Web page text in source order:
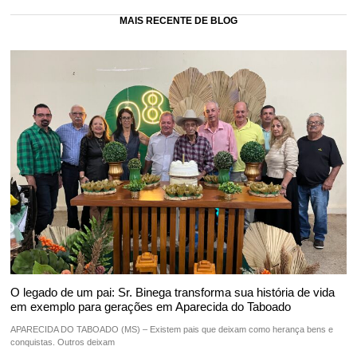
MAIS RECENTE DE BLOG
O legado de um pai: Sr. Binega transforma sua história de vida
em exemplo para gerações em Aparecida do Taboado
APARECIDA DO TABOADO (MS) – Existem pais que deixam como herança bens e
conquistas. Outros deixam